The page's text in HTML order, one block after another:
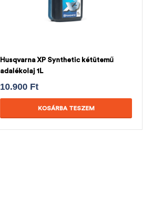
Husqvarna XP Synthetic kétütemű
adalékolaj 1L
10.900 Ft
KOSÁRBA TESZEM